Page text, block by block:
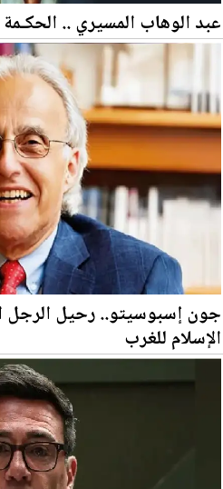
عبد الوهاب المسيري ..
جون إسبوسيتو.. رحيل الرجل
الإسلام للغرب